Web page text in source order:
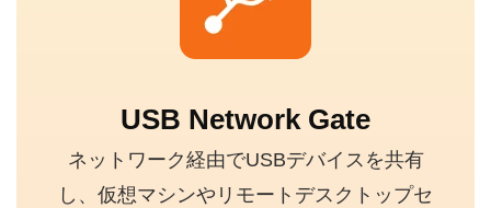
USB Network Gate
ネットワーク経由でUSBデバイスを共有
し、仮想マシンやリモートデスクトップセ